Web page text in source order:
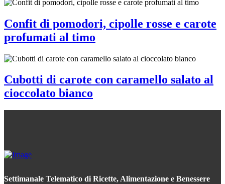
Confit di pomodori, cipolle rosse e carote
profumati al timo
Cubotti di carote con caramello salato al
cioccolato bianco
Settimanale Telematico di Ricette, Alimentazione e Benessere